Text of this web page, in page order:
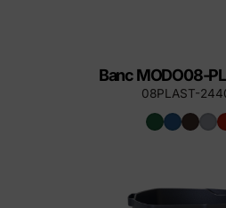
Banc MODO08-
08PLAST-